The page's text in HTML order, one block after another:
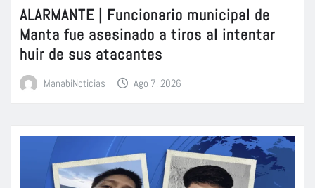
ALARMANTE | Funcionario municipal de
Manta fue asesinado a tiros al intentar
huir de sus atacantes
ManabiNoticias Ago 7, 2026